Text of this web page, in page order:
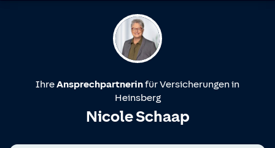
IhreAnsprechpartnerinfür Versicherungen in
Heinsberg
Nicole Schaap